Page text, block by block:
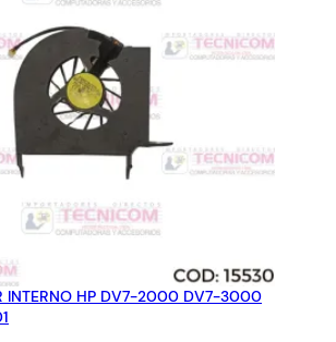
INTERNO HP DV7-2000 DV7-3000